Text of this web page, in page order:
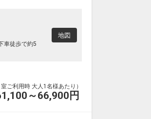
車徒歩で約5
地図
ご利用時 大人1名様あたり）
～66,900 円